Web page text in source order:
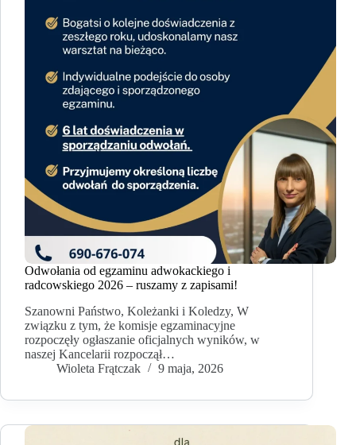
Odwołania od egzaminu adwokackiego i
radcowskiego 2026 – ruszamy z zapisami!
Szanowni Państwo, Koleżanki i Koledzy, W
związku z tym, że komisje egzaminacyjne
rozpoczęły ogłaszanie oficjalnych wyników, w
naszej Kancelarii rozpoczął…
Wioleta Frątczak
9 maja, 2026